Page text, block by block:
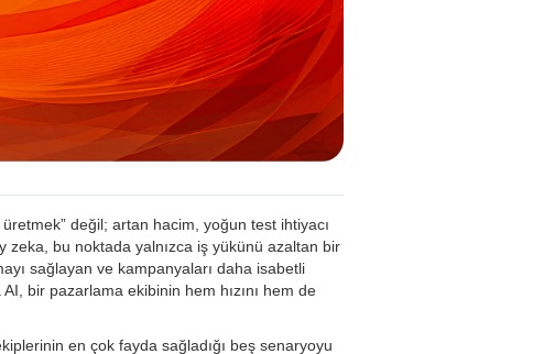
değil; artan hacim, yoğun test ihtiyacı
zeka, bu noktada yalnızca iş yükünü azaltan bir
sağlayan ve kampanyaları daha isabetli
bir pazarlama ekibinin hem hızını hem de
en çok fayda sağladığı beş senaryoyu